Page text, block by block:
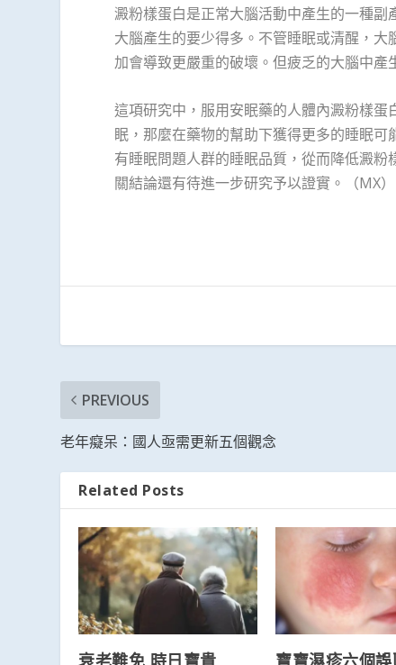
澱粉樣蛋白是正常大腦活動中產生的一種
大腦產生的要少得多。不管睡眠或清醒，
加會導致更嚴重的破壞。但疲乏的大腦中產
這項研究中，服用安眠藥的人體內澱粉樣
眠，那麼在藥物的幫助下獲得更多的睡眠
有睡眠問題人群的睡眠品質，從而降低澱
關結論還有待進一步研究予以證實。（MX）
PREVIOUS
老年癡呆：國人亟需更新五個觀念
Related Posts
衰老難免 時日寶貴 寶寶濕疹六個誤